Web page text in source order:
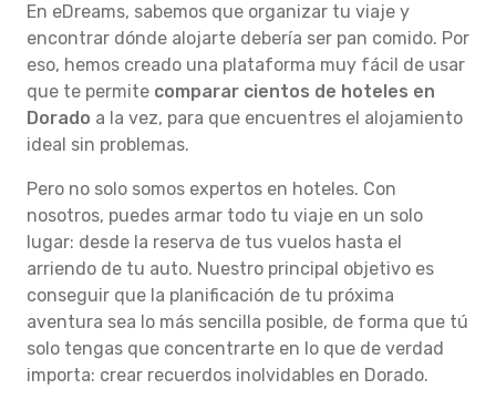
En eDreams, sabemos que organizar tu viaje y
encontrar dónde alojarte debería ser pan comido. Por
eso, hemos creado una plataforma muy fácil de usar
que te permite comparar cientos de hoteles en
Dorado a la vez, para que encuentres el alojamiento
ideal sin problemas.
Pero no solo somos expertos en hoteles. Con
nosotros, puedes armar todo tu viaje en un solo
lugar: desde la reserva de tus vuelos hasta el
arriendo de tu auto. Nuestro principal objetivo es
conseguir que la planificación de tu próxima
aventura sea lo más sencilla posible, de forma que tú
solo tengas que concentrarte en lo que de verdad
importa: crear recuerdos inolvidables en Dorado.